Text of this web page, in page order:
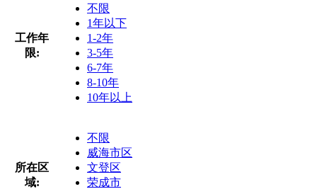
工作年
限:
不限
1年以下
1-2年
3-5年
6-7年
8-10年
10年以上
所在区
域:
不限
威海市区
文登区
荣成市